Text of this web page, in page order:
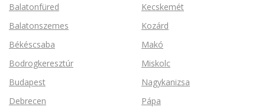
Balatonfüred
Balatonszemes
Békéscsaba
Bodrogkeresztúr
Budapest
Debrecen
Kecskemét
Kozárd
Makó
Miskolc
Nagykanizsa
Pápa